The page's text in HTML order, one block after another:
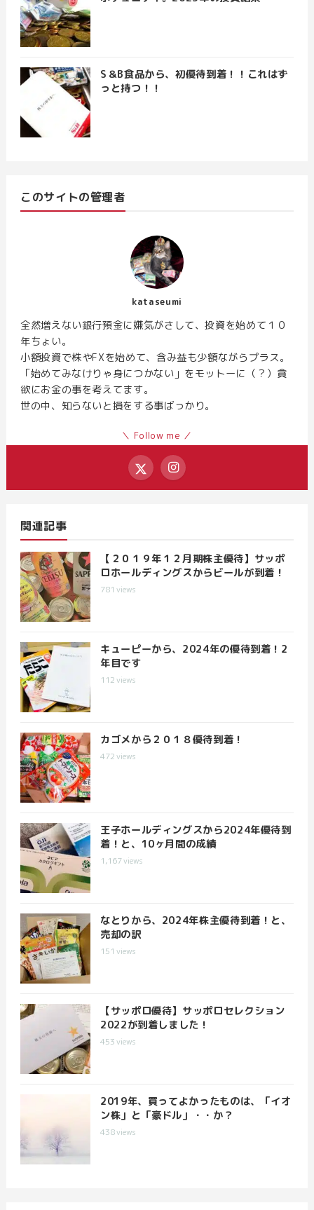
S＆B食品から、初優待到着！！これはず
っと持つ！！
このサイトの管理者
kataseumi
全然増えない銀行預金に嫌気がさして、投資を始めて１０
年ちょい。
小額投資で株やFXを始めて、含み益も少額ながらプラス。
「始めてみなけりゃ身につかない」をモットーに（？）貪
欲にお金の事を考えてます。
世の中、知らないと損をする事ばっかり。
＼ Follow me ／
関連記事
【２０１９年１２月期株主優待】サッポ
ロホールディングスからビールが到着！
781 views
キューピーから、2024年の優待到着！2
年目です
112views
カゴメから２０１８優待到着！
472views
王子ホールディングスから2024年優待到
着！と、10ヶ月間の成績
1,167views
なとりから、2024年株主優待到着！と、
売却の訳
151 views
【サッポロ優待】サッポロセレクション
2022が到着しました！
453views
2019年、買ってよかったものは、「イオ
ン株」と「豪ドル」・・か？
438views